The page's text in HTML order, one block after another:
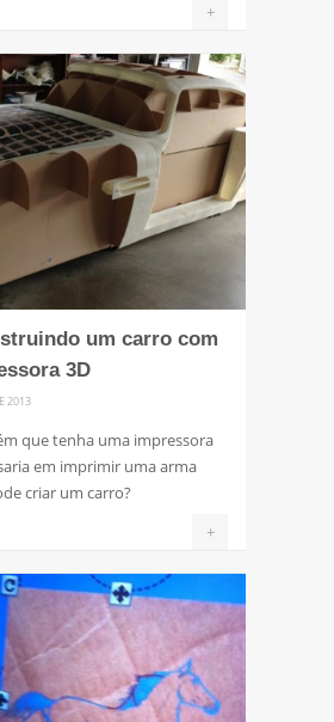
+
um carro com
3D
2013
que tenha uma impressora
em imprimir uma arma
criar um carro?
+